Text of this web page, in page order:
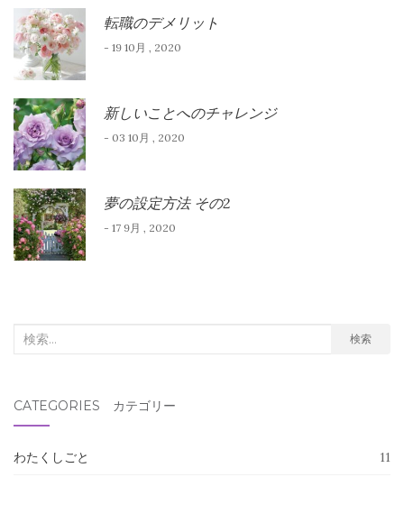
転職のデメリット
- 19 10月 , 2020
新しいことへのチャレンジ
- 03 10月 , 2020
夢の設定方法 その2
- 17 9月 , 2020
検
象:
検索
CATEGORIES カテゴリー
わたくしごと 11